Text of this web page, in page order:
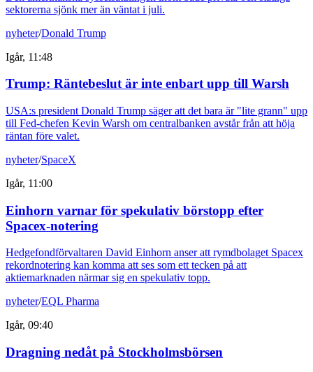
sektorerna sjönk mer än väntat i juli.
nyheter/Donald Trump
Igår, 11:48
Trump: Räntebeslut är inte enbart upp till Warsh
USA:s president Donald Trump säger att det bara är "lite grann" upp
till Fed-chefen Kevin Warsh om centralbanken avstår från att höja
räntan före valet.
nyheter/SpaceX
Igår, 11:00
Einhorn varnar för spekulativ börstopp efter
Spacex-notering
Hedgefondförvaltaren David Einhorn anser att rymdbolaget Spacex
rekordnotering kan komma att ses som ett tecken på att
aktiemarknaden närmar sig en spekulativ topp.
nyheter/EQL Pharma
Igår, 09:40
Dragning nedåt på Stockholmsbörsen